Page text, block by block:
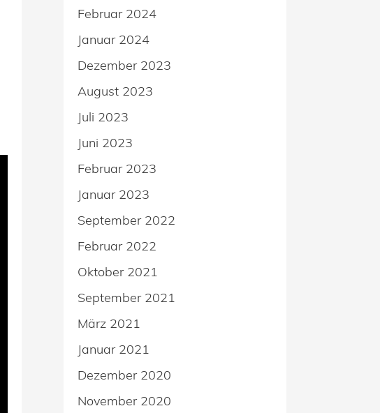
Februar 2024
Januar 2024
Dezember 2023
August 2023
Juli 2023
Juni 2023
Februar 2023
Januar 2023
September 2022
Februar 2022
Oktober 2021
September 2021
März 2021
Januar 2021
Dezember 2020
November 2020